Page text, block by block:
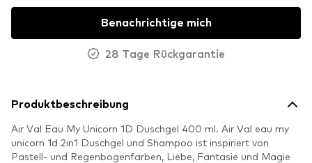
Benachrichtige mich
28 Tage Rückgarantie
Produktbeschreibung
Air Val Eau My Unicorn 1D Duschgel 400 ml. Air Val eau my
unicorn 1d 2in1 Duschgel und Shampoo ist inspiriert von
Pastell- und Regenbogenfarben, Liebe, Fantasie und Magie